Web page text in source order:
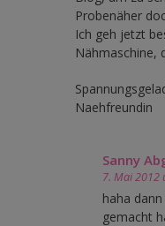
Probenäher
Ich geh jetzt
Nähmaschine,
Naehfreundin
Sanny
7. Mai 2012
haha
gemacht